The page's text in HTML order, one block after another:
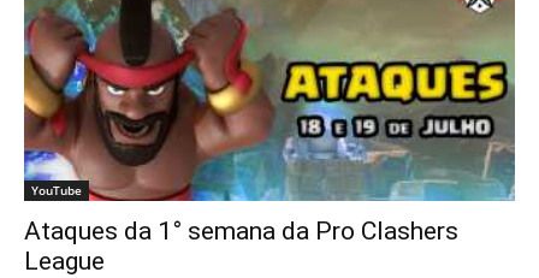
YouTube
Ataques da 1° semana da Pro Clashers
League